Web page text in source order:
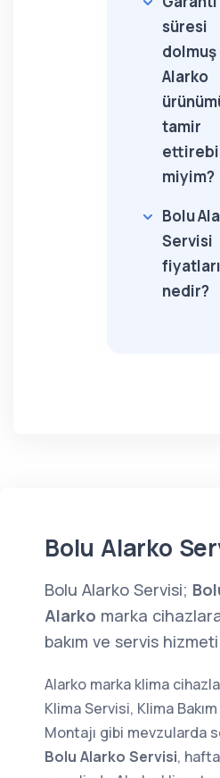
süresi
dolmuş
Alarko
tamir
miyim?
Bolu
Servisi
fiyatları
nedir?
Bolu Alarko
Bolu Alarko Servisi;
Alarko marka
bakım ve servis
Alarko marka klima
Klima Servisi, Klima
Montajı gibi mevzularda
Bolu Alarko Servisi,